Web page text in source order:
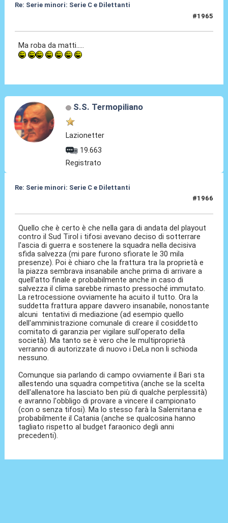
Re: Serie minori: Serie C e Dilettanti
#1965
Ma roba da matti.....
S.S. Termopiliano
Lazionetter
19.663
Registrato
Re: Serie minori: Serie C e Dilettanti
#1966
Quello che è certo è che nella gara di andata del playout
contro il Sud Tirol i tifosi avevano deciso di sotterrare
l'ascia di guerra e sostenere la squadra nella decisiva
sfida salvezza (mi pare furono sfiorate le 30 mila
presenze). Poi è chiaro che la frattura tra la proprietà e
la piazza sembrava insanabile anche prima di arrivare a
quell'atto finale e probabilmente anche in caso di
salvezza il clima sarebbe rimasto pressoché immutato.
La retrocessione ovviamente ha acuito il tutto. Ora la
suddetta frattura appare davvero insanabile, nonostante
alcuni tentativi di mediazione (ad esempio quello
dell'amministrazione comunale di creare il cosiddetto
comitato di garanzia per vigilare sull'operato della
società). Ma tanto se è vero che le multiproprietà
verranno di autorizzate di nuovo i DeLa non li schioda
nessuno.
Comunque sia parlando di campo ovviamente il Bari sta
allestendo una squadra competitiva (anche se la scelta
dell'allenatore ha lasciato ben più di qualche perplessità)
e avranno l'obbligo di provare a vincere il campionato
(con o senza tifosi). Ma lo stesso farà la Salernitana e
probabilmente il Catania (anche se qualcosina hanno
tagliato rispetto al budget faraonico degli anni
precedenti).